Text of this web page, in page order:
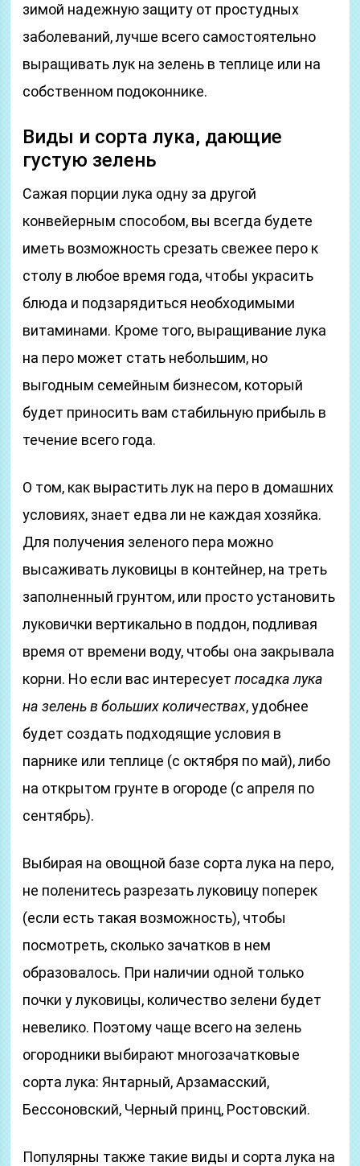
зимой надежную защиту от простудных
заболеваний, лучше всего самостоятельно
выращивать лук на зелень в теплице или на
собственном подоконнике.
Виды и сорта лука, дающие
густую зелень
Сажая порции лука одну за другой
конвейерным способом, вы всегда будете
иметь возможность срезать свежее перо к
столу в любое время года, чтобы украсить
блюда и подзарядиться необходимыми
витаминами. Кроме того, выращивание лука
на перо может стать небольшим, но
выгодным семейным бизнесом, который
будет приносить вам стабильную прибыль в
течение всего года.
О том, как вырастить лук на перо в домашних
условиях, знает едва ли не каждая хозяйка.
Для получения зеленого пера можно
высаживать луковицы в контейнер, на треть
заполненный грунтом, или просто установить
луковички вертикально в поддон, подливая
время от времени воду, чтобы она закрывала
корни. Но если вас интересуетпосадка лука
на зелень в больших количествах, удобнее
будет создать подходящие условия в
парнике или теплице (с октября по май), либо
на открытом грунте в огороде (с апреля по
сентябрь).
Выбирая на овощной базе сорта лука на перо,
не поленитесь разрезать луковицу поперек
(если есть такая возможность), чтобы
посмотреть, сколько зачатков в нем
образовалось. При наличии одной только
почки у луковицы, количество зелени будет
невелико. Поэтому чаще всего на зелень
огородники выбирают многозачатковые
сорта лука: Янтарный, Арзамасский,
Бессоновский, Черный принц, Ростовский.
Популярны также такие виды и сорта лука на